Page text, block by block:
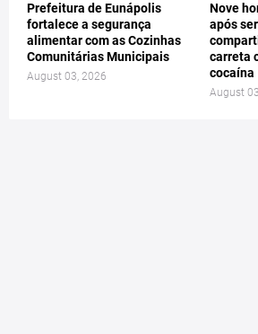
Prefeitura de Eunápolis
fortalece a segurança
alimentar com as Cozinhas
Comunitárias Municipais
August 03, 2026
Nove
após
carreta
cocaína
August